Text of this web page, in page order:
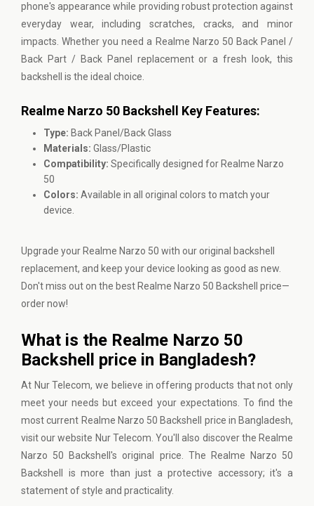
phone's appearance while providing robust protection against
everyday wear, including scratches, cracks, and minor
impacts. Whether you need a Realme Narzo 50 Back Panel /
Back Part / Back Panel replacement or a fresh look, this
backshell is the ideal choice.
Realme Narzo 50 Backshell Key Features:
Type: Back Panel/Back Glass
Materials: Glass/Plastic
Compatibility: Specifically designed for Realme Narzo
50
Colors: Available in all original colors to match your
device.
Upgrade your Realme Narzo 50 with our original backshell
replacement, and keep your device looking as good as new.
Don't miss out on the best Realme Narzo 50 Backshell price—
order now!
What is the Realme Narzo 50
Backshell price in Bangladesh?
At Nur Telecom, we believe in offering products that not only
meet your needs but exceed your expectations. To find the
most current Realme Narzo 50 Backshell price in Bangladesh,
visit our website Nur Telecom. You'll also discover the Realme
Narzo 50 Backshell's original price. The Realme Narzo 50
Backshell is more than just a protective accessory; it's a
statement of style and practicality.